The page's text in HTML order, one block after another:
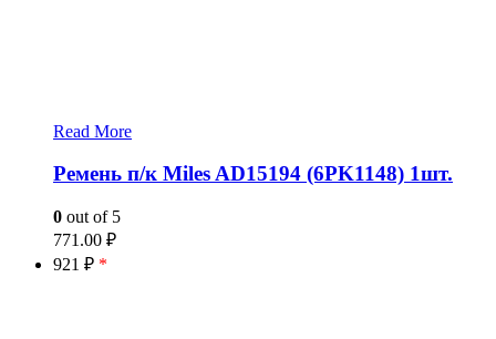
Read More
Ремень п/к Miles AD15194 (6PK1148) 1шт.
0 out of 5
771.00 ₽
921 ₽ *